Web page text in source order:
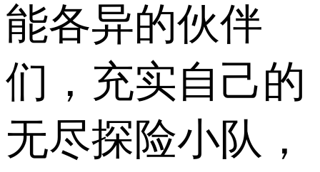
能各异的伙伴
们，充实自己的
无尽探险小队，